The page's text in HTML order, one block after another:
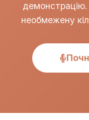
демонстрацію.
необмежену